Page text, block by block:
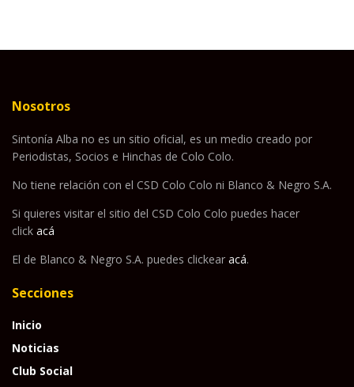
Nosotros
Sintonía Alba no es un sitio oficial, es un medio creado por
Periodistas, Socios e Hinchas de Colo Colo.
No tiene relación con el CSD Colo Colo ni Blanco & Negro S.A.
Si quieres visitar el sitio del CSD Colo Colo puedes hacer
click acá
El de Blanco & Negro S.A. puedes clickear acá.
Secciones
Inicio
Noticias
Club Social